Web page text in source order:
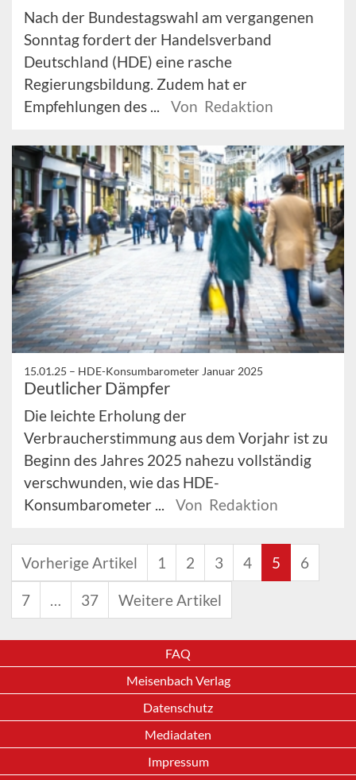
Nach der Bundestagswahl am vergangenen
Sonntag fordert der Handelsverband
Deutschland (HDE) eine rasche
Regierungsbildung. Zudem hat er
Empfehlungen des ...
Von Redaktion
15.01.25 – HDE-Konsumbarometer Januar 2025
Deutlicher Dämpfer
Die leichte Erholung der
Verbraucherstimmung aus dem Vorjahr ist zu
Beginn des Jahres 2025 nahezu vollständig
verschwunden, wie das HDE-
Konsumbarometer ...
Von Redaktion
Vorherige Artikel 1 2 3 4 5 6
7 … 37 Weitere Artikel
FAQ
Meisenbach Verlag
Datenschutz
Mediadaten
Impressum